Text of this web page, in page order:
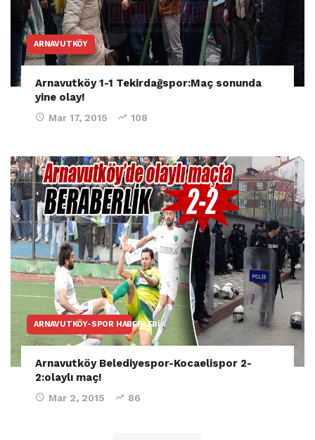
ARNAVUTKÖY
Arnavutköy 1-1 Tekirdağspor:Maç sonunda
yine olay!
Mar 17, 2015 108
ARNAVUTKÖY-SPOR HABERLERI
Arnavutköy Belediyespor-Kocaelispor 2-
2:olaylı maç!
Mar 2, 2015 86